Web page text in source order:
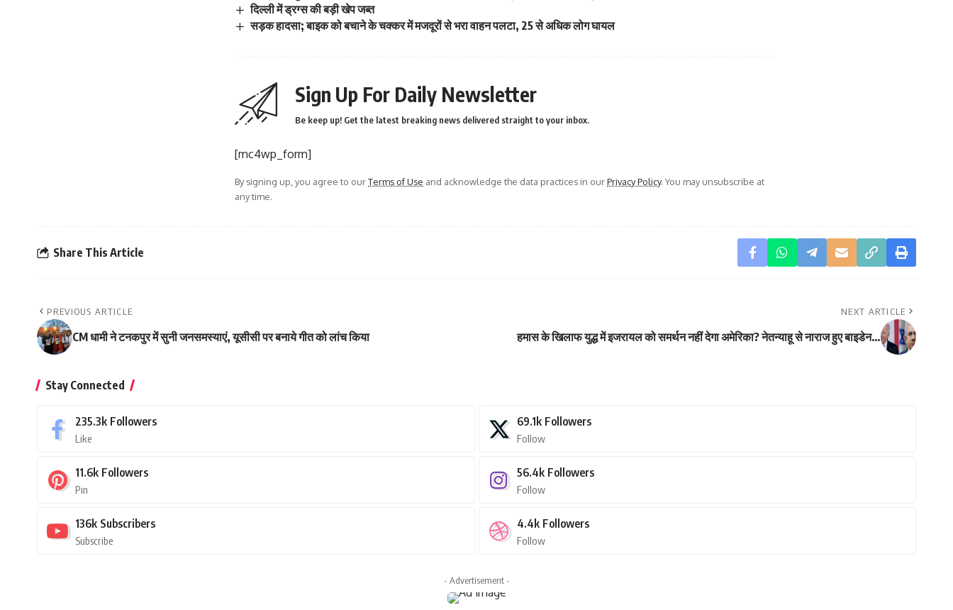
दिल्ली में ड्रग्स की बड़ी खेप जब्त
सड़क हादसा; बाइक को बचाने के चक्कर में मजदूरों से भरा वाहन पलटा, 25 से अधिक लोग घायल
Sign Up For Daily Newsletter
Be keep up! Get the latest breaking news delivered straight to your inbox.
[mc4wp_form]
By signing up, you agree to ourTerms of Use and acknowledge the data practices in ourPrivacy Policy. You may unsubscribe at
any time.
Share This Article
PREVIOUS ARTICLE
CM धामी ने टनकपुर में सुनी जनसमस्याएं, यूसीसी पर बनाये गीत को लांच किया
NEXT ARTICLE
हमास के खिलाफ युद्ध में इजरायल को समर्थन नहीं देगा अमेरिका? नेतन्याहू से नाराज हुए बाइडेन…
Stay Connected
235.3k Followers
Like
69.1k Followers
Follow
11.6k Followers
Pin
56.4k Followers
Follow
136k Subscribers
Subscribe
4.4k Followers
Follow
- Advertisement -